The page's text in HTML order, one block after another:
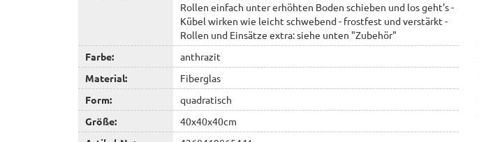
Rollen einfach unter erhöhten Boden schieben und los geht's -
Kübel wirken wie leicht schwebend - frostfest und verstärkt -
Rollen und Einsätze extra: siehe unten "Zubehör"
Farbe:
anthrazit
Material:
Fiberglas
Form:
quadratisch
Größe:
40x40x40cm